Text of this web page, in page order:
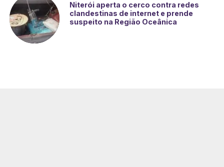
Niterói aperta o cerco contra redes
clandestinas de internet e prende
suspeito na Região Oceânica